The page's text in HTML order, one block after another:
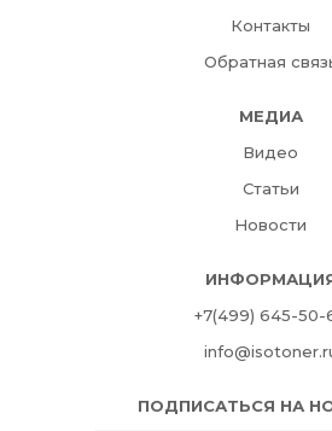
Контакты
Обратная
МЕДИА
Видео
Статьи
Новости
+7(499) 645-50-
ПОДПИСАТЬСЯ НА